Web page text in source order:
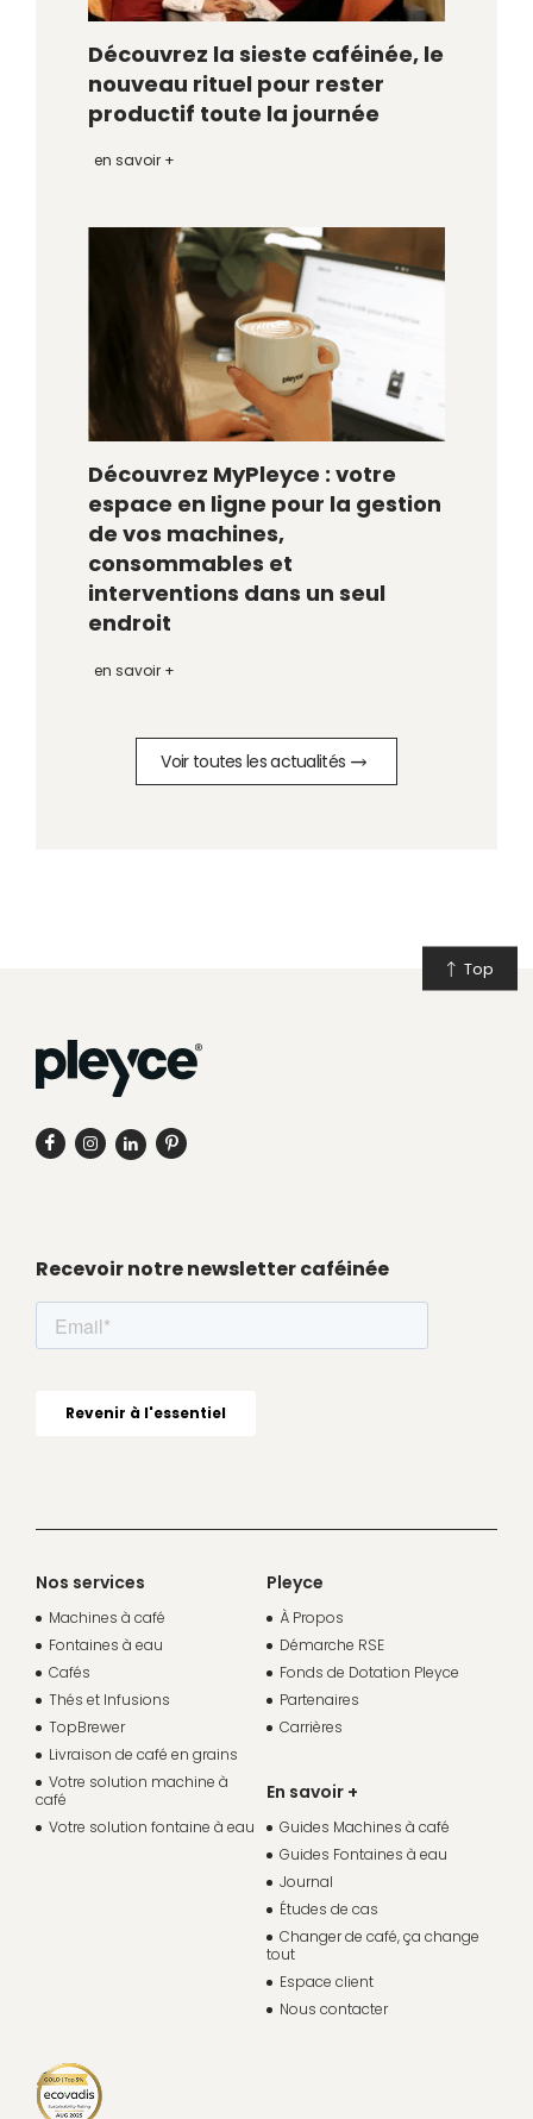
Découvrez la sieste caféinée, le
nouveau rituel pour rester
productif toute la journée
en savoir +
Découvrez MyPleyce : votre
espace en ligne pour la gestion
de vos machines,
consommables et
interventions dans un seul
endroit
en savoir +
Voir toutes les actualités
Top
Recevoir notre newsletter caféinée
Nos services
Machines à café
Fontaines à eau
Cafés
Thés et Infusions
TopBrewer
Livraison de café en grains
Votre solution machine à
café
Votre solution fontaine à eau
Pleyce
À Propos
Démarche RSE
Fonds de Dotation Pleyce
Partenaires
Carrières
En savoir +
Guides Machines à café
Guides Fontaines à eau
Journal
Études de cas
Changer de café, ça change
tout
Espace client
Nous contacter